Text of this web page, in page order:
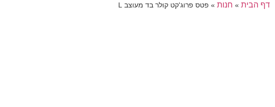
דף הבית » חנות » פטס פרוג'קט קולר בד מעוצב L